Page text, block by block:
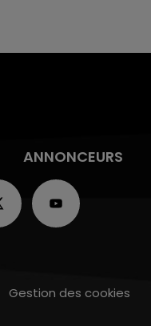
ANNONCEURS
Gestion des cookies